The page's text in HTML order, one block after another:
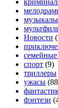
Новости
спорт (9)
триллеры
ужасы
фэнтези